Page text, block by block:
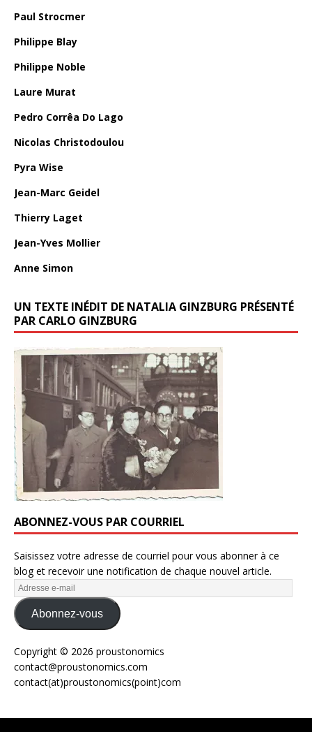
Paul Strocmer
Philippe Blay
Philippe Noble
Laure Murat
Pedro Corrêa Do Lago
Nicolas Christodoulou
Pyra Wise
Jean-Marc Geidel
Thierry Laget
Jean-Yves Mollier
Anne Simon
UN TEXTE INÉDIT DE NATALIA GINZBURG PRÉSENTÉ
PAR CARLO GINZBURG
ABONNEZ-VOUS PAR COURRIEL
Saisissez votre adresse de courriel pour vous abonner à ce
blog et recevoir une notification de chaque nouvel article.
Abonnez-vous
Copyright © 2026 proustonomics
contact@proustonomics.com
contact(at)proustonomics(point)com